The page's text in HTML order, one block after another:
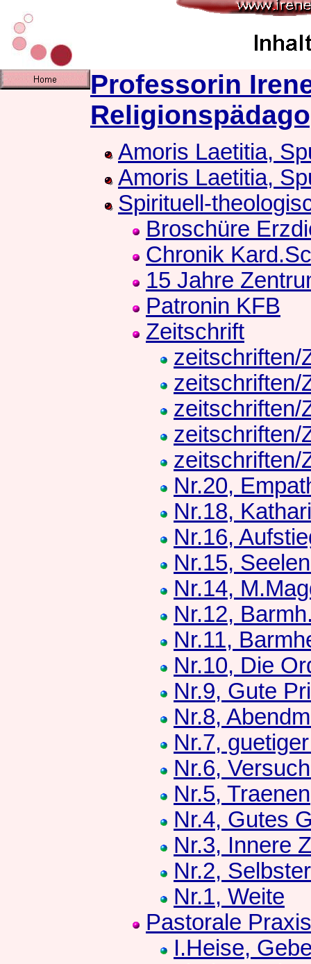
Professorin
Amoris Laetitia,
Amoris Laetitia,
Spirituell-
Broschüre
Chronik
15 Jahre
Patronin KFB
Zeitschrift
zeitschriften/
zeitschriften/
zeitschriften/
zeitschriften/
zeitschriften/
Nr.20,
Nr.18,
Nr.16,
Nr.15,
Nr.14,
Nr.12,
Nr.11,
Nr.10, Die
Nr.9, Gute
Nr.8,
Nr.7,
Nr.6,
Nr.5, Traenen
Nr.4, Gutes
Nr.3, Innere
Nr.2,
Nr.1, Weite
Pastorale Praxis
I.Heise,